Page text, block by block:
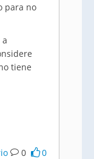
para no
a
tiene
0 0